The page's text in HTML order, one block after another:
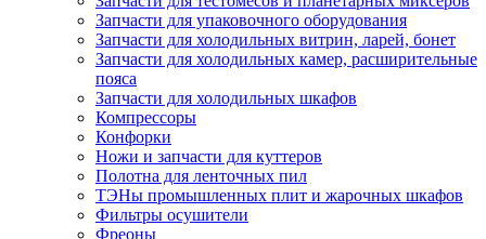
Запчасти для упаковочного оборудования
Запчасти для холодильных витрин, ларей, бонет
Запчасти для холодильных камер, расширительные
пояса
Запчасти для холодильных шкафов
Компрессоры
Конфорки
Ножи и запчасти для куттеров
Полотна для ленточных пил
ТЭНы промышленных плит и жарочных шкафов
Фильтры осушители
Фреоны